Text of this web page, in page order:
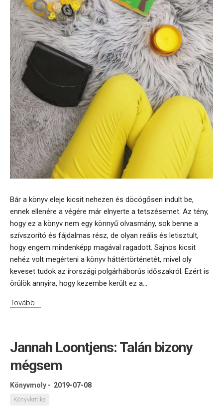
Bár a könyv eleje kicsit nehezen és döcögősen indult be,
ennek ellenére a végére már elnyerte a tetszésemet. Az tény,
hogy ez a könyv nem egy könnyű olvasmány, sok benne a
szívszorító és fájdalmas rész, de olyan reális és letisztult,
hogy engem mindenképp magával ragadott. Sajnos kicsit
nehéz volt megérteni a könyv háttértörténetét, mivel oly
keveset tudok az írországi polgárháborús időszakról. Ezért is
örülök annyira, hogy kezembe került ez a...
Tovább...
Jannah Loontjens: Talán bizony
mégsem
Könyvmoly - 2019-07-08
Könyvkritika